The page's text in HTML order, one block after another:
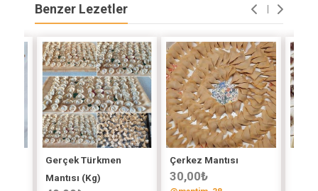
Benzer Lezetler
Gerçek Türkmen
Mantısı (Kg)
Çerkez Mantısı
30,00₺